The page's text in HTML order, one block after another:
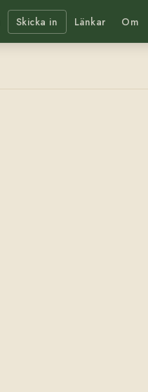
Skicka in Länkar Om